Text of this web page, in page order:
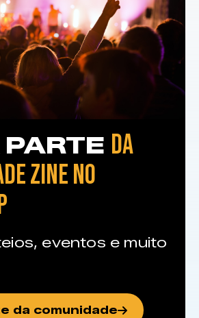
DA
ZINE NO
eventos e muito
da comunidade